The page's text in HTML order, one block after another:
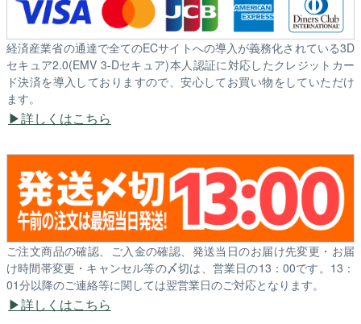
経済産業省の通達で全てのECサイトへの導入が義務化されている3D
セキュア2.0(EMV 3-Dセキュア)本人認証に対応したクレジットカー
ド決済を導入しておりますので、安心してお買い物をしていただけ
ます。
詳しくはこちら
ご注文商品の確認、ご入金の確認、発送当日のお届け先変更・お届
け時間帯変更・キャンセル等の〆切は、営業日の13：00です。13：
01分以降のご連絡等に関しては翌営業日のご対応となります。
詳しくはこちら